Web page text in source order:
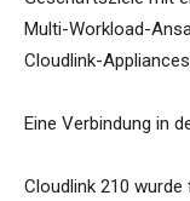
Multi-Workload-
Cloudlink-
Eine Verbindung in
Cloudlink 210